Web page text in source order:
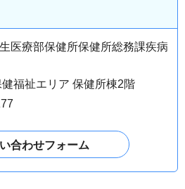
医療部保健所保健所総務課疾病
福祉エリア 保健所棟2階